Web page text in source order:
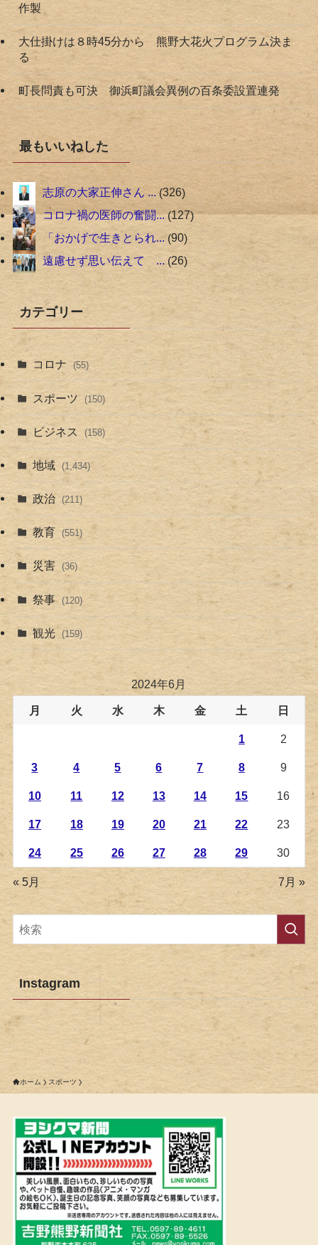
作製
大仕掛けは８時45分から 熊野大花火プログラム決ま
る
町長問責も可決 御浜町議会異例の百条委設置連発
最もいいねした
志原の大家正伸さん ... 326
コロナ禍の医師の奮闘... 127
「おかげで生きとられ... 90
遠慮せず思い伝えて ... 26
カテゴリー
コロナ (55)
スポーツ (150)
ビジネス (158)
地域 (1,434)
政治 (211)
教育 (551)
災害 (36)
祭事 (120)
観光 (159)
2024年6月
月 火 水 木 金 土 日
1 2
3 4 5 6 7 8 9
10 11 12 13 14 15 16
17 18 19 20 21 22 23
24 25 26 27 28 29 30
« 5月 7月 »
Instagram
ホーム スポーツ